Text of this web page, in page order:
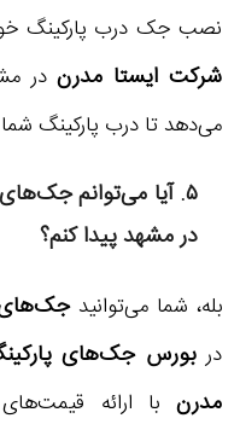
نصب جک درب پارکینگ
شرکت ایستا مدرندر
می‌دهد تا درب پارکینگ
۵. آیا می‌توانم
در مشهد پیدا کنم؟
بله، شما می‌توانیدجک‌های
دربورس جک‌های
مدرنبا ارائه